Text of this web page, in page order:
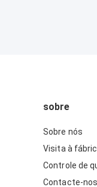
sobre
Sobre nós
Visita à
Controle de
Contacte-nos